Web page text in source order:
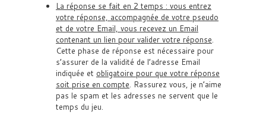
La réponse se fait en 2 temps : vous entrez
votre réponse, accompagnée de votre pseudo
et de votre Email, vous recevez un Email
contenant un lien pour valider votre réponse.
Cette phase de réponse est nécessaire pour
s’assurer de la validité de l’adresse Email
indiquée et obligatoire pour que votre réponse
soit prise en compte. Rassurez vous, je n’aime
pas le spam et les adresses ne servent que le
temps du jeu.